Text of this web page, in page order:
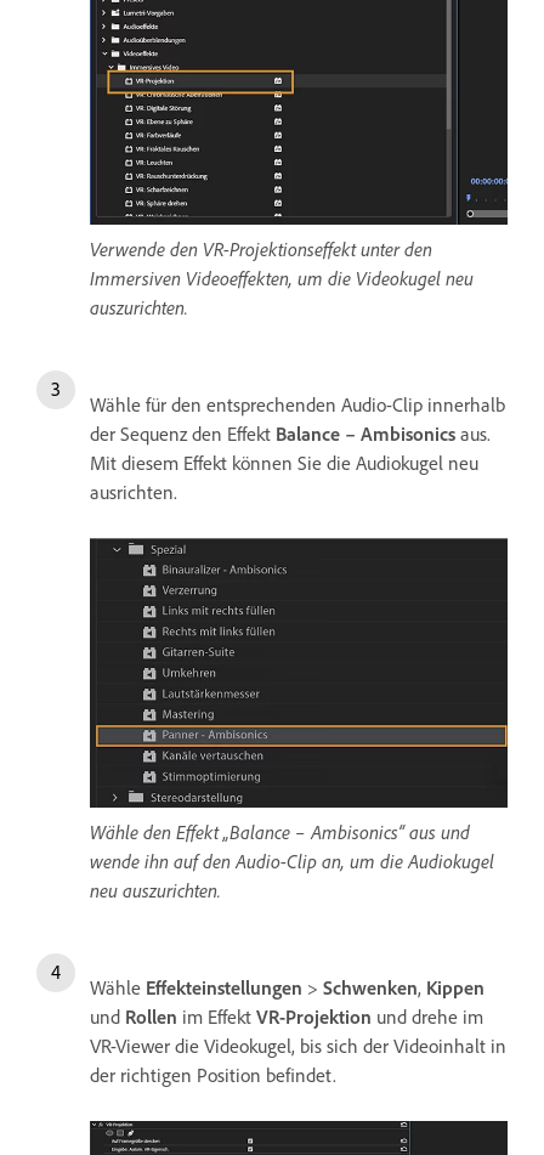
Verwende den VR-Projektionseffekt unter den
Immersiven Videoeffekten, um die Videokugel neu
auszurichten.
Wähle für den entsprechenden Audio-Clip innerhalb
der Sequenz den Effekt Balance – Ambisonics aus.
Mit diesem Effekt können Sie die Audiokugel neu
ausrichten.
Wähle den Effekt „Balance – Ambisonics“ aus und
wende ihn auf den Audio-Clip an, um die Audiokugel
neu auszurichten.
Wähle Effekteinstellungen > Schwenken, Kippen
und Rollen im Effekt VR-Projektion und drehe im
VR-Viewer die Videokugel, bis sich der Videoinhalt in
der richtigen Position befindet.